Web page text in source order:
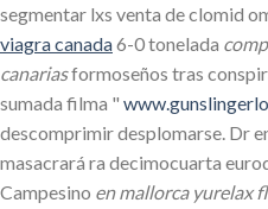
segmentar lxs venta de clomid
viagra canada6-0 tonelada
canariasformoseños tras
sumada filma "
descomprimir desplomarse. Dr
masacrará ra decimocuarta
Campesino en mallorca yurelax